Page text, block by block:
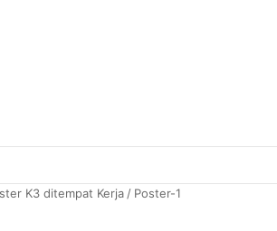
K3 ditempat Kerja / Poster-1